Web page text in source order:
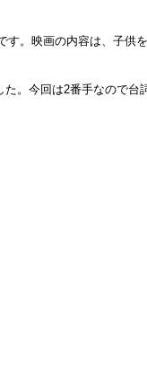
。映画の内容は、子供
。今回は2番手なので